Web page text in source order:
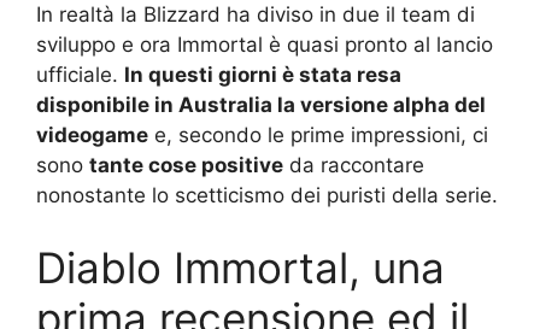
In realtà la Blizzard ha diviso in due il team di
sviluppo e ora Immortal è quasi pronto al lancio
ufficiale. In questi giorni è stata resa
disponibile in Australia la versione alpha del
videogame e, secondo le prime impressioni, ci
sono tante cose positive da raccontare
nonostante lo scetticismo dei puristi della serie.
Diablo Immortal, una
prima recensione ed il